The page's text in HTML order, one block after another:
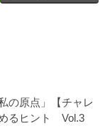
の原点」【チャレ
るヒント Vol.3